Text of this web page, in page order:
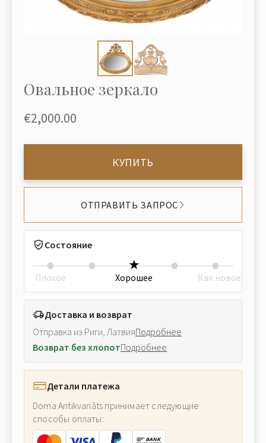
Овальное зеркало
€2,000.00
КУПИТЬ
ОТПРАВИТЬ ЗАПРОС
Состояние
Плохое Хорошее Как новое
Доставка и возврат
Отправка из Риги, ЛатвияПодробнее
Возврат без хлопотПодробнее
Детали платежа
Doma Antikvariāts принимает следующие
способы оплаты: